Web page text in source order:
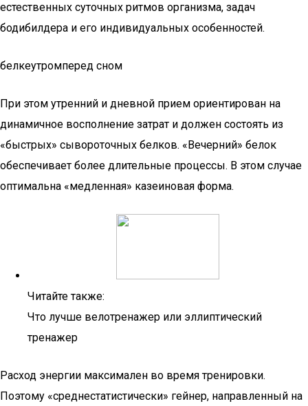
естественных суточных ритмов организма, задач
бодибилдера и его индивидуальных особенностей.
белкеутромперед сном
При этом утренний и дневной прием ориентирован на
динамичное восполнение затрат и должен состоять из
«быстрых» сывороточных белков. «Вечерний» белок
обеспечивает более длительные процессы. В этом случае
оптимальна «медленная» казеиновая форма.
Читайте также:
Что лучше велотренажер или эллиптический
тренажер
Расход энергии максимален во время тренировки.
Поэтому «среднестатистически» гейнер, направленный на